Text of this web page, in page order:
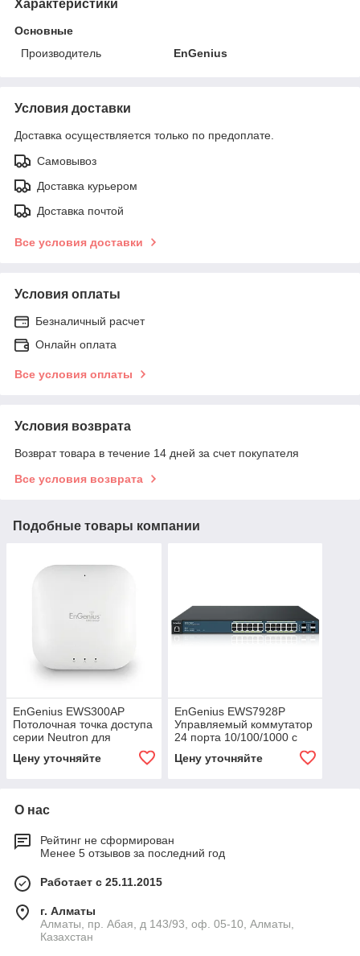
Характеристики
Основные
Производитель
EnGenius
Условия доставки
Доставка осуществляется только по предоплате.
Самовывоз
Доставка курьером
Доставка почтой
Все условия доставки
Условия оплаты
Безналичный расчет
Онлайн оплата
Все условия оплаты
Условия возврата
Возврат товара в течение 14 дней за счет покупателя
Все условия возврата
Подобные товары компании
EnGenius EWS300AP
Потолочная точка доступа
серии Neutron для
Цену уточняйте
EnGenius EWS7928P
Управляемый коммутатор
24 порта 10/100/1000 с
Цену уточняйте
О нас
Рейтинг не сформирован
Менее 5 отзывов за последний год
Работает с 25.11.2015
г. Алматы
Алматы, пр. Абая, д 143/93, оф. 05-10, Алматы,
Казахстан